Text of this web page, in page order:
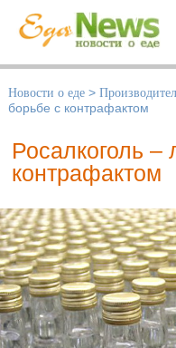
Новости о еде >
борьбе с контрафактом
Росалкоголь –
контрафактом